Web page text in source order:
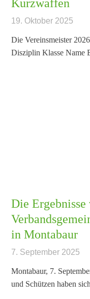
Kurzwaffen
19. Oktober 2025
Die Vereinsmeister
Disziplin Klasse Name
Die Ergebnisse
in Montabaur
7. September 2025
Montabaur, 7.
und Schützen haben